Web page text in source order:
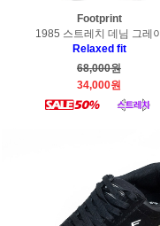
Footprint
1985 스트레치 데님 그레이
Relaxed fit
68,000원
34,000원